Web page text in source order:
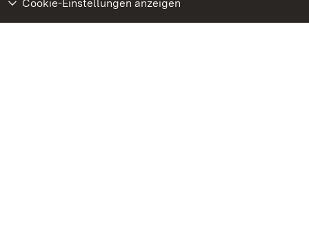
Cookie-Einstellungen anzeigen
Weiteres